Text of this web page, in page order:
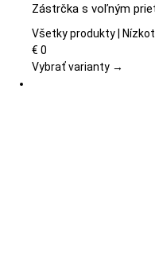
má
viacero
Zástrčka s voľným
Všetky produkty |
€ 0
Vybrať varianty →